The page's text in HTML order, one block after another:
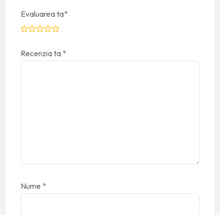
Evaluarea ta*
Recenzia ta *
Nume *